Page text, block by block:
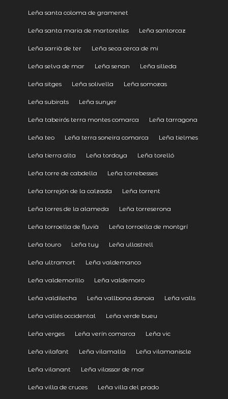
Leña santa coloma de gramenet
Leña santa maria de martorelles Leña santorcaz
Leña sarrià de ter Leña seca cerca de mi
Leña selva de mar Leña senan Leña silleda
Leña sitges Leña solivella Leña somozas
Leña subirats Leña sunyer
Leña tabeirós terra montes comarca Leña tarragona
Leña teo Leña terra soneira comarca Leña tielmes
Leña tierra alta Leña tordoya Leña torelló
Leña torre de cabdella Leña torrebesses
Leña torrejón de la calzada Leña torrent
Leña torres de la alameda Leña torreserona
Leña torroella de fluvià Leña torroella de montgrí
Leña touro Leña tuy Leña ullastrell
Leña ultramort Leña valdemanco
Leña valdemorillo Leña valdemoro
Leña valdilecha Leña vallbona danoia Leña valls
Leña vallés occidental Leña verde bueu
Leña verges Leña verín comarca Leña vic
Leña vilafant Leña vilamalla Leña vilamaniscle
Leña vilanant Leña vilassar de mar
Leña villa de cruces Leña villa del prado